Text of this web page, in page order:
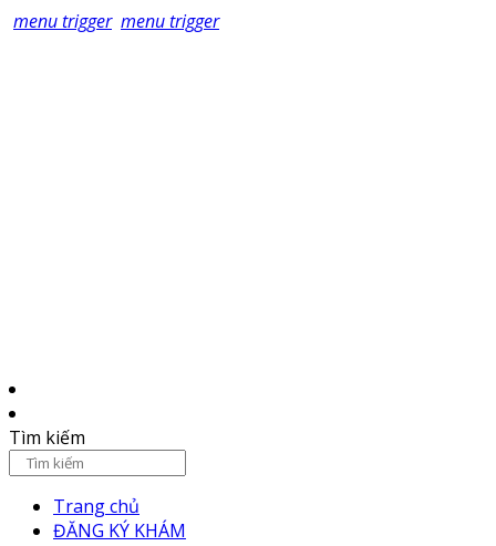
menu trigger menu trigger
Tìm kiếm
Trang chủ
ĐĂNG KÝ KHÁM